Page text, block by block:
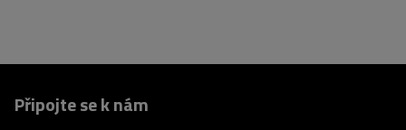
Připojte se k nám